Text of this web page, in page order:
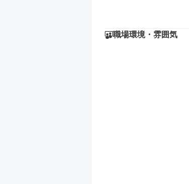
職場環境・雰囲気